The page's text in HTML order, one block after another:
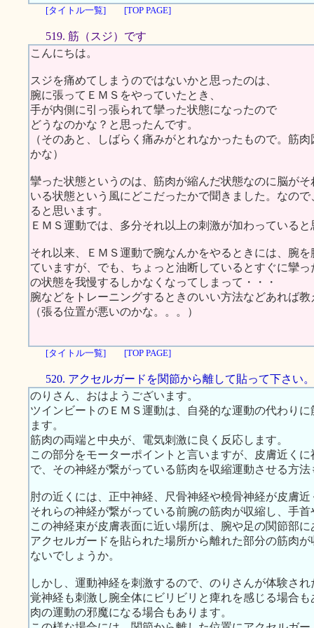
[タイトル一覧]
[TOP PAGE]
519. 筋（スジ）です
こんにちは。
スジを痛めてしまうのではないかと思ったのは、
腕に張ってＥＭＳをやっていたとき、
手が内側に引っ張られて攣った状態になったので
どうなのかな？と思ったんです。
（そのあと、しばらく痛みがとれなかったもので。筋
かな）
攣った状態というのは、筋肉が縮んだ状態なのに脳が
いる状態という風にどこだったかで聞きました。なの
ると思います。
ＥＭＳ運動では、多分それ以上の刺激が加わっている
それ以来、ＥＭＳ運動で腕なんかをやるときには、腕
ていますが、でも、ちょっと油断しているとすぐに攣
の状態を我慢するしかなくなってしまって・・・
腕などをトレーニングするときのいい方法などあれば
（張る位置が悪いのかな。。。）
[タイトル一覧] [TOP PAGE]
520. アクセルガードを関節から離して貼って下さい。
のりさん、おはようございます。
ツインビートのＥＭＳ運動は、自発的な運動の代わり
ます。
筋肉の両端と中央が、電気刺激に良く反応します。
この部分をモーターポイントと言いますが、皮膚近く
で、その神経が繋がっている筋肉を収縮運動させる方法
肘の近くには、正中神経、尺骨神経や橈骨神経が皮膚
それらの神経が繋がっている前腕の筋肉が収縮し、手
この神経束が皮膚表面に近い場所は、腕や足の関節部
アクセルガードを貼られた場所から離れた部分の筋肉
ないでしょうか。
しかし、運動神経を刺激するので、のりさんが体験さ
覚神経も刺激し腕全体にビリビリと痺れを感じる場合
肉の運動の邪魔になる場合もあります。